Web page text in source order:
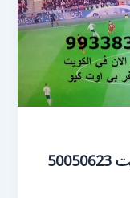
رسيفر بي اوت كيو beoutQ الكويت 50050623